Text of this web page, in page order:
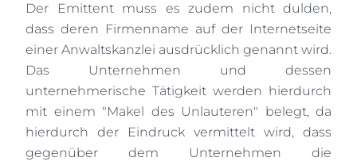
Der Emittent muss es zudem nicht dulden,
dass deren Firmenname auf der Internetseite
einer Anwaltskanzlei ausdrücklich genannt wird.
Das Unternehmen und dessen
unternehmerische Tätigkeit werden hierdurch
mit einem "Makel des Unlauteren" belegt, da
hierdurch der Eindruck vermittelt wird, dass
gegenüber dem Unternehmen die